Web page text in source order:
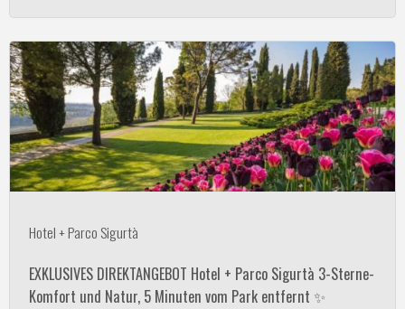
–
3
Parks
–
agli
Hotel + Parco Sigurtà
EXKLUSIVES DIREKTANGEBOT Hotel + Parco Sigurtà 3-Sterne-
Komfort und Natur, 5 Minuten vom Park entfernt ✨